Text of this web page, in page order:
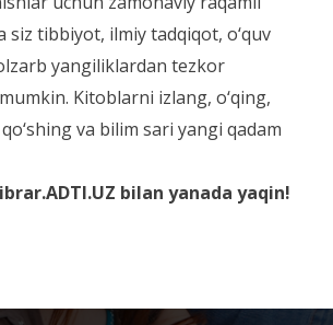
siz tibbiyot, ilmiy tadqiqot, o‘quv
yangiliklardan tezkor
Kitoblarni izlang, o‘qing,
va bilim sari yangi qadam
bilan yanada yaqin!